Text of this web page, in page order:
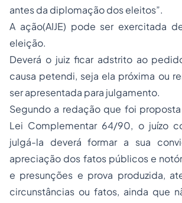
antes da diplomação dos eleitos”.
A ação(AIJE) pode ser exercitada
eleição.
Deverá o juiz ficar adstrito ao
causa petendi, seja ela próxima ou
ser apresentada para julgamento.
Segundo a redação que foi
Lei Complementar 64/90, o juízo
julgá-la deverá formar a sua
apreciação dos fatos públicos e
e presunções e prova produzida,
circunstâncias ou fatos, ainda que